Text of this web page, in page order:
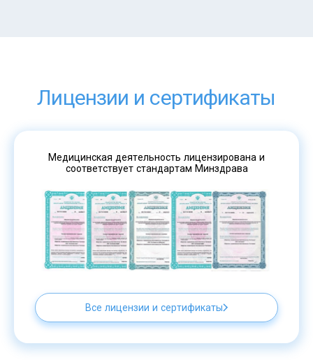
Лицензии и сертификаты
Медицинская деятельность лицензирована и
соответствует стандартам Минздрава
Все лицензии и сертификаты